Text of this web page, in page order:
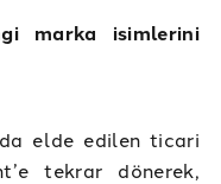
marka isimlerini
elde edilen ticari
tekrar dönerek,